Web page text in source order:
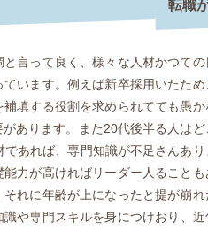
言って良く、様々な人材
います。例えば新卒採用
填する役割を求められて
あります。また20代後半
あれば、専門知識が不足
力が高ければリーダー人
れに年齢が上になったと
や専門スキルを身につけ
転職
かつての
いたた
ても愚
る人は
さんあ
ること
提が崩れ
おり、